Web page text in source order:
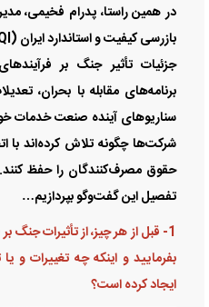
در همین راستا، پدرام فخیمی،
جزئیات تأثیر جنگ بر
برنامه‌های مقابله با بحران،
سناریو‌های آینده صنعت خدمات
شرکت‌ها چگونه تلاش کرده‌اند با
حقوق مصرف‌کنندگان را حفظ کنند.
تفصیل این گفت‌و‌گو بپردازیم…
1- قبل از هر چیز، از تأثیرات
بفرمایید و اینکه چه تغییرات و
ایجاد کرده است؟